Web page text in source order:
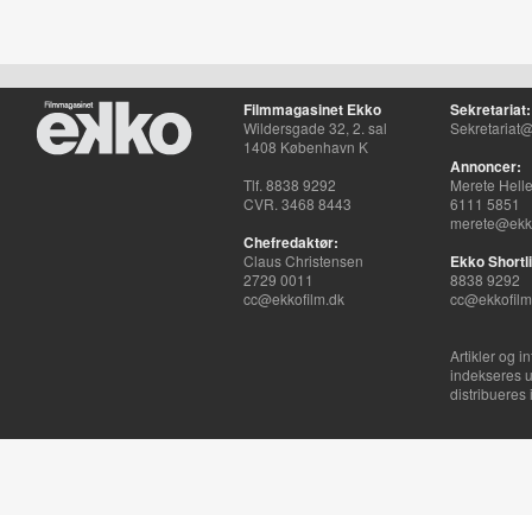
Filmmagasinet Ekko
Wildersgade 32, 2. sal
1408 København K
Tlf. 8838 9292
CVR. 3468 8443
Chefredaktør:
Claus Christensen
2729 0011
cc@ekkofilm.dk
Sekretariat:
Annoncer:
Merete
6111 5851
Ekko
8838 9292
Artikler og
indekseres
distribueres